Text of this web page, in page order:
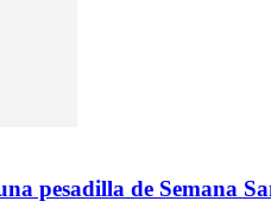
pesadilla de Semana